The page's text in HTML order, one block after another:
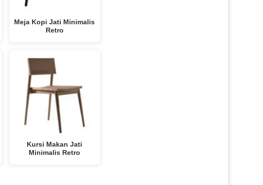
Meja Kopi Jati Minimalis
Retro
Kursi Makan Jati
Minimalis Retro